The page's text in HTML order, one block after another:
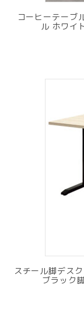
コーヒーテー
ル ホワイ
スチール脚デス
ブラック